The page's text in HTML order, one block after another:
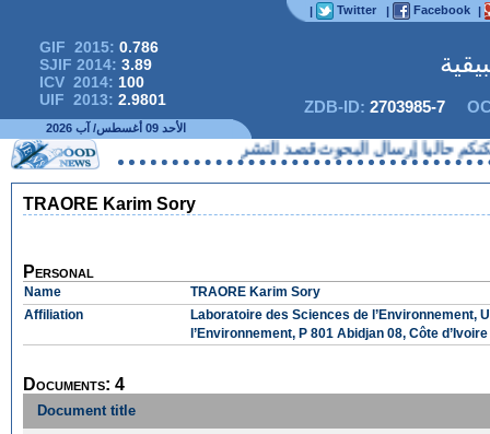
| Twitter | Facebook |
GIF 2015: 0.786
SJIF 2014: 3.89
ICV 2014: 100
UIF 2013: 2.9801 ZDB-ID: 2703985-7
الأحد 09 أغسطس/ آب 2026
حاليا إرسال البحوث قصد النشر
TRAORE Karim Sory
Personal
Name
TRAORE Karim Sory
Affiliation
Laboratoire des Sciences de l’Environnement,
l’Environnement, P 801 Abidjan 08, Côte d’Ivoire
Documents: 4
Document title